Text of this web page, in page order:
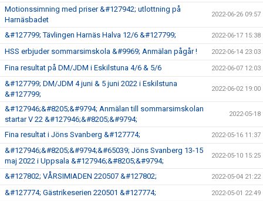
Motionssimning med priser &#127942; utlottning på
Harnäsbadet
2022-06-26 09:57
&#127799; Tävlingen Harnäs Halva 12/6 &#127799; 2022-06-17 15:38
HSS erbjuder sommarsimskola &#9969; Anmälan pågår ! 2022-06-14 23:03
Fina resultat på DM/JDM i Eskilstuna 4/6 & 5/6 2022-06-07 12:03
&#127799; DM/JDM 4 juni & 5 juni 2022 i Eskilstuna
&#127799;
2022-06-02 19:00
&#127946;&#8205;&#9794; Anmälan till sommarsimskolan
startar V 22 &#127946;&#8205;&#9794;
2022-05-18
Fina resultat i Jöns Svanberg &#127774; 2022-05-16 11:37
&#127946;&#8205;&#9794;&#65039; Jöns Svanberg 13-15
maj 2022 i Uppsala &#127946;&#8205;&#9794;
2022-05-10 15:25
&#127802; VÅRSIMIADEN 220507 &#127802; 2022-05-04 21:22
&#127774; Gästrikeserien 220501 &#127774; 2022-05-01 22:49